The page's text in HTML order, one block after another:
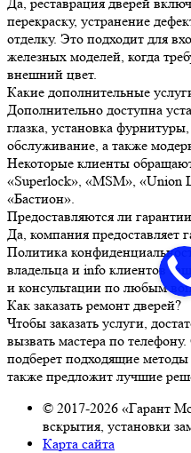
перекраску, устранение
отделку. Это подходит для
железных моделей, когда
внешний цвет.
Какие дополнительные
Дополнительно доступна
глазка, установка
обслуживание, а также
Некоторые клиенты
«Superlock», «MSM», «Union
«Бастион».
Предоставляются ли
Да, компания предоставляет
Политика
владельца и info клиентов
и консультации по любым
Как заказать ремонт дверей?
Чтобы заказать услуги,
вызвать мастера по
подберет подходящие
также предложит лучшие
© 2017-2026 «Гарант
вскрытия, установки
Карта сайта